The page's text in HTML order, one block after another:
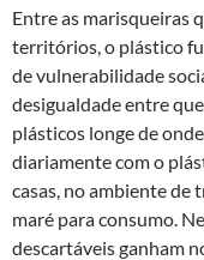
Entre as marisqueiras
territórios, o plástico
de vulnerabilidade
desigualdade entre
plásticos longe de
diariamente com o
casas, no ambiente de
maré para consumo.
descartáveis ganham